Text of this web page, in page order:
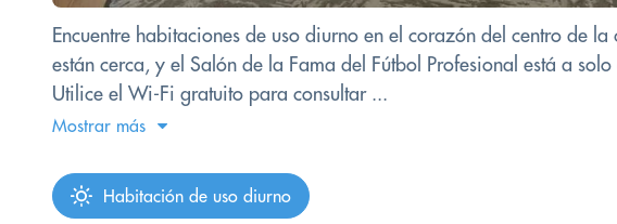
Encuentre habitaciones de uso diurno en el corazón del centro de
están cerca, y el Salón de la Fama del Fútbol Profesional está a
Utilice el Wi-Fi gratuito para consultar ...
Mostrar más
Habitación de uso diurno